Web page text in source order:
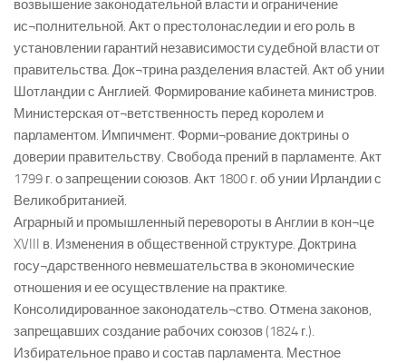
возвышение законодательной власти и ограничение
ис¬полнительной. Акт о престолонаследии и его роль в
установлении гарантий независимости судебной власти от
правительства. Док¬трина разделения властей. Акт об унии
Шотландии с Англией. Формирование кабинета министров.
Министерская от¬ветственность перед королем и
парламентом. Импичмент. Форми¬рование доктрины о
доверии правительству. Свобода прений в парламенте. Акт
1799 г. о запрещении союзов. Акт 1800 г. об унии Ирландии с
Великобританией.
Аграрный и промышленный перевороты в Англии в кон¬це
XVIII в. Изменения в общественной структуре. Доктрина
госу¬дарственного невмешательства в экономические
отношения и ее осуществление на практике.
Консолидированное законодатель¬ство. Отмена законов,
запрещавших создание рабочих союзов (1824 г.).
Избирательное право и состав парламента. Местное